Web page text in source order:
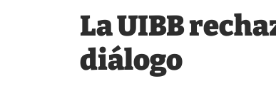
La UIBB
diálogo